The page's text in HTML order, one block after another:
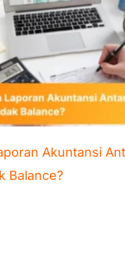
Akuntansi
Balance?